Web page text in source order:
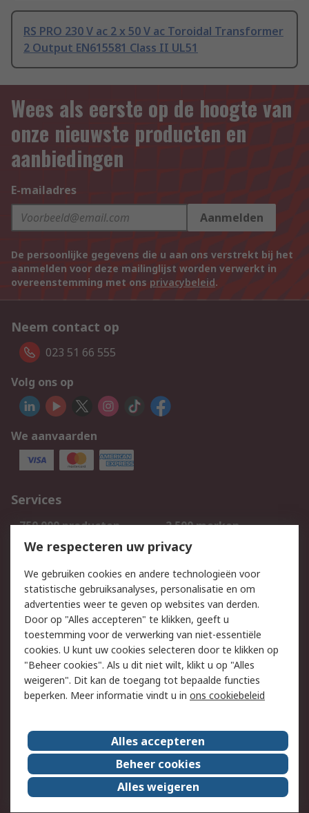
RS PRO 230 V ac 2 x 50 V ac Toroidal Transformer
2 Output EN615581 Class II UL51
Wees als eerste op de hoogte van
onze nieuwste producten en
aanbiedingen
E-mailadres
Aanmelden
De persoonlijke gegevens die u aan ons verstrekt bij het
aanmelden voor deze mailinglijst worden verwerkt in
overeenstemming met ons privacybeleid.
Neem contact op
023 51 66 555
Volg ons op
We aanvaarden
Services
750.000 producten
2.500 merken
Bestellen
Inkoopoplossingen
Track & Trace
Wettelijk
Cookiebeleid
Email veiligheid
Privacybeleid
Websitevoorwaarden
Algemene
verkoopvoorwaarden
Over RS
RS Group
Over ons
RS wereldwijd
Werken bij RS
ESG
We respecteren uw privacy
We gebruiken cookies en andere technologieën voor
statistische gebruiksanalyses, personalisatie en om
advertenties weer te geven op websites van derden.
Door op "Alles accepteren" te klikken, geeft u
toestemming voor de verwerking van niet-essentiële
cookies. U kunt uw cookies selecteren door te klikken op
"Beheer cookies". Als u dit niet wilt, klikt u op "Alles
weigeren". Dit kan de toegang tot bepaalde functies
beperken. Meer informatie vindt u in ons cookiebeleid
Alles accepteren
Beheer cookies
Alles weigeren